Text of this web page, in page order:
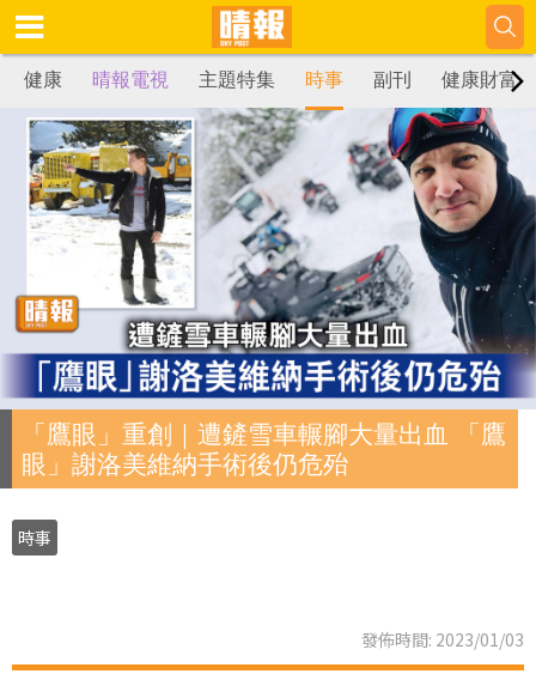
健康 晴報電視 主題特集 時事 副刊 健康財富
「鷹眼」重創｜遭鏟雪車輾腳大量出血 「鷹
眼」謝洛美維納手術後仍危殆
時事
發佈時間: 2023/01/03